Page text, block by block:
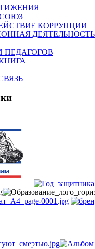
КОРРУПЦИИ
ДЕЯТЕЛЬНОСТЬ
ПЕДАГОГОВ